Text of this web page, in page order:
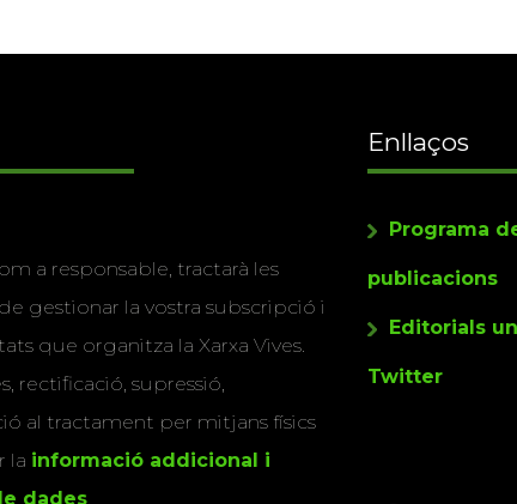
a responsable, tractarà les
gestionar la vostra subscripció i
que organitza la Xarxa Vives.
rectificació, supressió,
al tractament per mitjans físics
la informació addicional i
dades.
Enllaços
Programa
publicacions
Editorials
Twitter